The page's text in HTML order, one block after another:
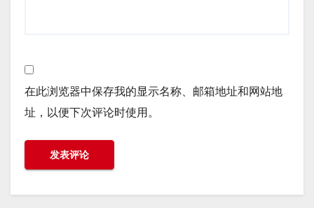
在此浏览器中保存我的显示名称、邮箱地址和网站地
址，以便下次评论时使用。